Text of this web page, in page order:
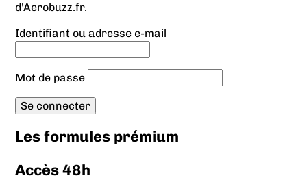
d'Aerobuzz.fr.
Identifiant ou adresse e-mail
Mot de passe
Les formules prémium
Accès 48h